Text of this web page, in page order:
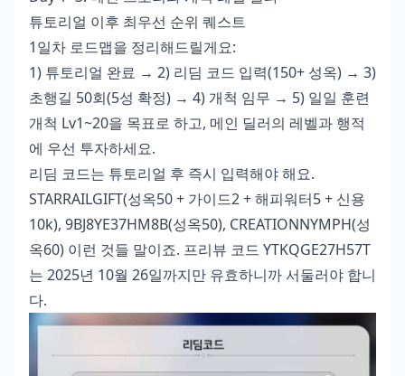
튜토리얼 이후 최우선 순위 퀘스트
1일차 로드맵을 정리해드릴게요:
1) 튜토리얼 완료 → 2) 리딤 코드 입력(150+ 성옥) → 3)
초행길 50회(5성 확정) → 4) 개척 임무 → 5) 일일 훈련
개척 Lv1~20을 목표로 하고, 메인 딜러의 레벨과 행적
에 우선 투자하세요.
리딤 코드는 튜토리얼 후 즉시 입력해야 해요.
STARRAILGIFT(성옥50 + 가이드2 + 해피워터5 + 신용
10k), 9BJ8YE37HM8B(성옥50), CREATIONNYMPH(성
옥60) 이런 것들 말이죠. 프리뷰 코드 YTKQGE27H57T
는 2025년 10월 26일까지만 유효하니까 서둘러야 합니
다.